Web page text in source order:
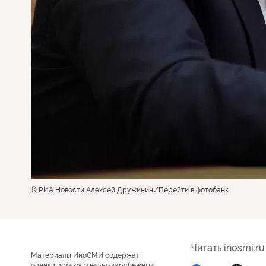
© РИА Новости Алексей Дружинин Перейти в фотобанк
Материалы ИноСМИ содержат
Читать inosmi.ru